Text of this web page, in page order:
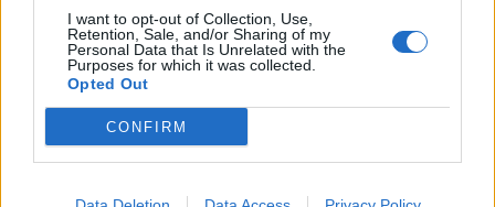
I want to opt-out of Collection, Use,
Retention, Sale, and/or Sharing of my
Personal Data that Is Unrelated with the
Purposes for which it was collected.
Opted Out
CONFIRM
numerose occasioni da gol e dimostrandosi
costantemente un incubo per le difese
avversarie.
Oltre alle sue formidabili prestazioni in campo,
l'impatto internazionale di Nico Williams è
stato immenso, diventando un prezioso
ambasciatore del brand dell'Athletic Club in